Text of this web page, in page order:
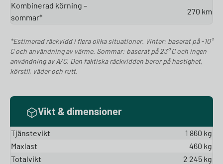
Kombinerad körning –
sommar*
270 km
*Estimerad räckvidd i flera olika situationer. Vinter: baserat på -10°
C och användning av värme. Sommar: baserat på 23° C och ingen
användning av A/C. Den faktiska räckvidden beror på hastighet,
körstil, väder och rutt.
Vikt & dimensioner
Tjänstevikt
1 860 kg
Maxlast
460 kg
Totalvikt
2 245 kg